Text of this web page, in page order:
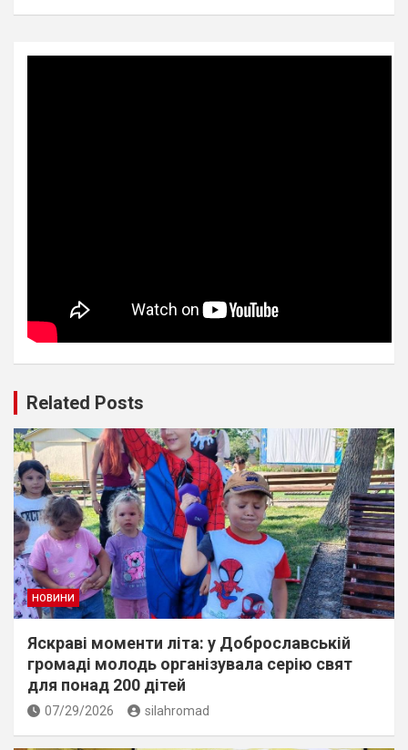
Related Posts
НОВИНИ
Яскраві моменти літа: у Доброславській
громаді молодь організувала серію свят
для понад 200 дітей
07/29/2026 silahromad